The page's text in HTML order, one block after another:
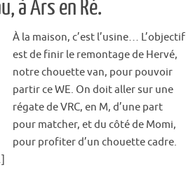
à Ars en Ré.
À la maison, c’est l’usine… L’objectif
est de finir le remontage de Hervé,
notre chouette van, pour pouvoir
partir ce WE. On doit aller sur une
régate de VRC, en M, d’une part
pour matcher, et du côté de Momi,
pour profiter d’un chouette cadre.